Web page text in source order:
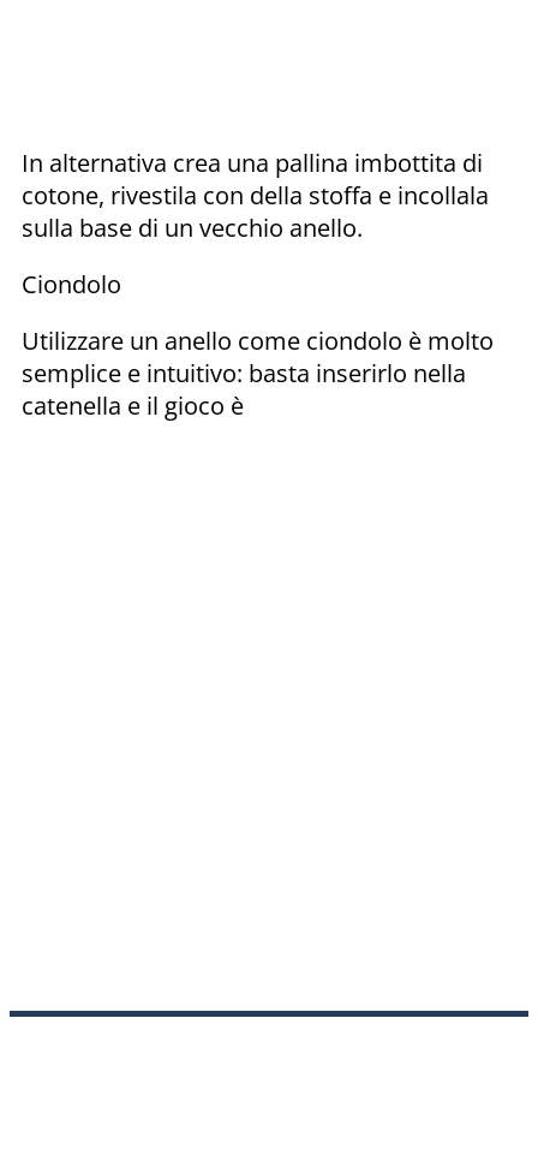
In alternativa crea una pallina imbottita di
cotone, rivestila con della stoffa e incollala
sulla base di un vecchio anello.
Ciondolo
Utilizzare un anello come ciondolo è molto
semplice e intuitivo: basta inserirlo nella
catenella e il gioco è